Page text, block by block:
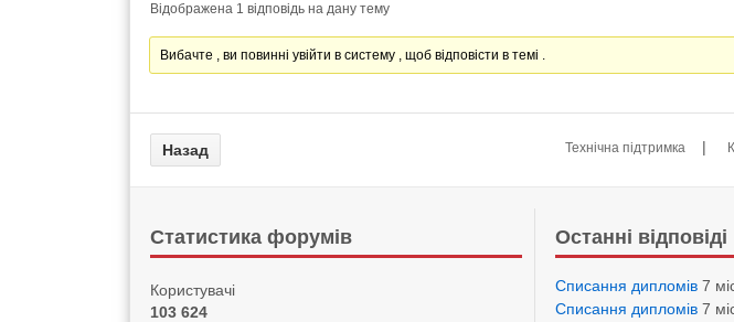
Відображена 1 відповідь на дану тему
Вибачте , ви повинні увійти в систему , щоб відповісти в темі .
Технічна підтримка |
Статистика форумів
Користувачі
103 624
Останні відповіді
Списання дипломів 7
Списання дипломів 7